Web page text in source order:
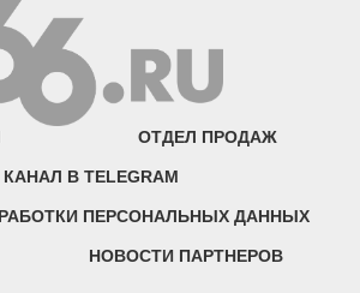
ОТДЕЛ ПРОДАЖ
КАНАЛ В TELEGRAM
ПЕРСОНАЛЬНЫХ ДАННЫХ
НОВОСТИ ПАРТНЕРОВ